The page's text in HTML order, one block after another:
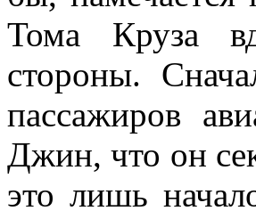
Тома Круза
стороны.
пассажиров
Джин, что он
это лишь